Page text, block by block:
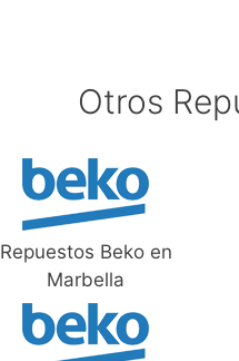
Otros
Repuestos Beko en
Marbella